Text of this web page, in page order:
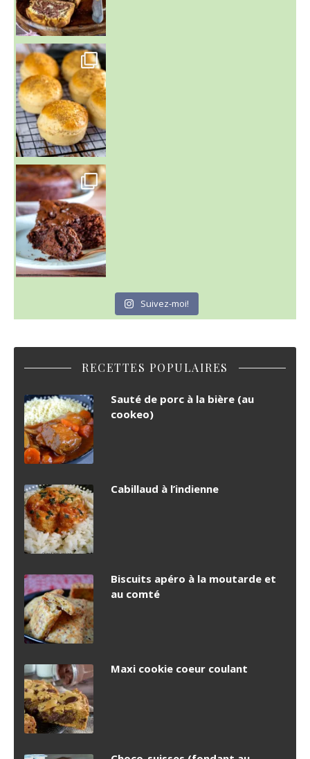
~ BUNS MAISON ~
Un peu de boulange par ici au
~ GÂTEAU FONDANT CHOCO NOISETTE ~
C'est lundi
Suivez-moi!
RECETTES POPULAIRES
Sauté de porc à la bière (au
cookeo)
Cabillaud à l’indienne
Biscuits apéro à la moutarde et
au comté
Maxi cookie coeur coulant